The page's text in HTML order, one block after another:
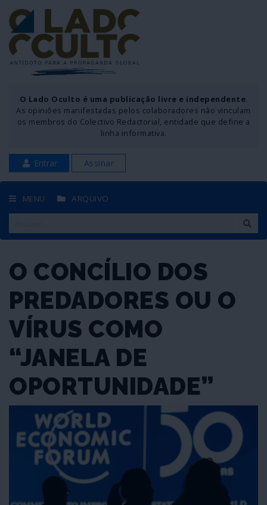
O Lado Oculto é uma publicação livre e independente.
As opiniões manifestadas pelos colaboradores não vinculam
os membros do Colectivo Redactorial, entidade que define a
linha informativa.
Entrar Assinar
MENU ARQUIVO
O CONCÍLIO DOS
PREDADORES OU O
VÍRUS COMO
“JANELA DE
OPORTUNIDADE”